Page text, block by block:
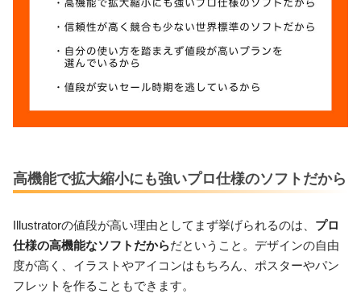
高機能で拡大縮小にも強いプロ仕様のソフトだから
Illustratorの値段が高い理由としてまず挙げられるのは、 プロ
仕様の高機能なソフトだからだということ。デザインの自由
度が高く、イラストやアイコンはもちろん、ポスターやパン
フレットを作ることもできます。